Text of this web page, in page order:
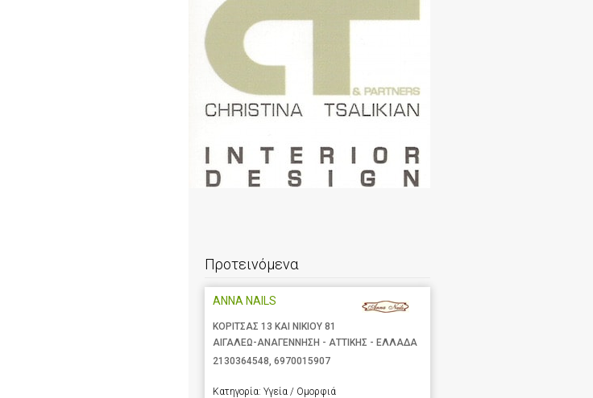
Προτεινόμενα
ANNA NAILS
ΚΟΡΙΤΣΑΣ 13 ΚΑΙ ΝΙΚΙΟΥ 81
ΑΙΓΑΛΕΩ-ΑΝΑΓΕΝΝΗΣΗ - ΑΤΤΙΚΗΣ - ΕΛΛΑΔΑ
2130364548 6970015907
Κατηγορία: Υγεία / Ομορφιά